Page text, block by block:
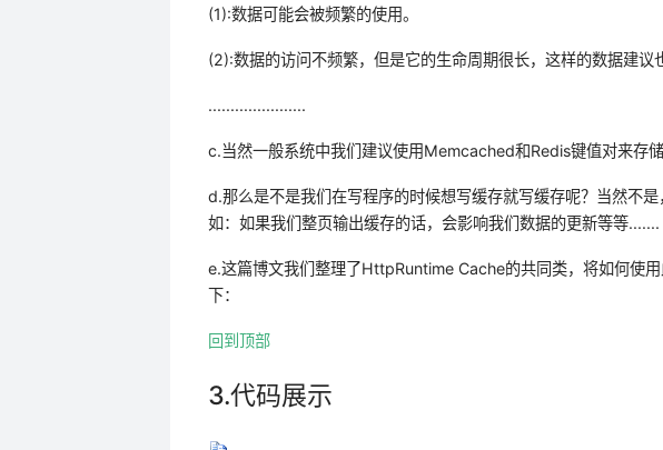
(1):数据可能会被频繁的使用。
(2):数据的访问不频繁，但是它的生命周期很长，这样的数据建议
......................
c.当然一般系统中我们建议使用Memcached和Redis键值对来存储
d.那么是不是我们在写程序的时候想写缓存就写缓存呢？当然不
如：如果我们整页输出缓存的话，会影响我们数据的更新等等.......
e.这篇博文我们整理了HttpRuntime Cache的共同类，将如何使
下：
回到顶部
3.代码展示